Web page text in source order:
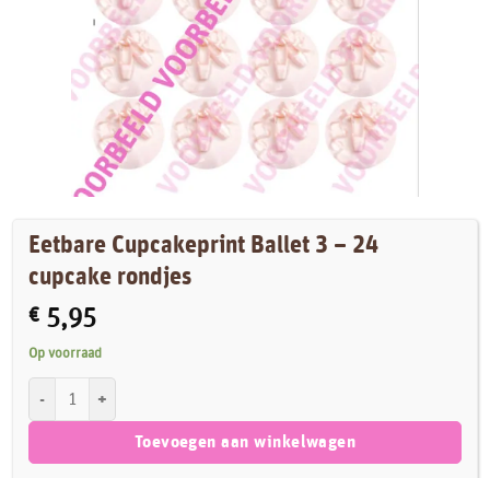
Eetbare Cupcakeprint Ballet 3 – 24
cupcake rondjes
€ 5,95
Op voorraad
Toevoegen aan winkelwagen